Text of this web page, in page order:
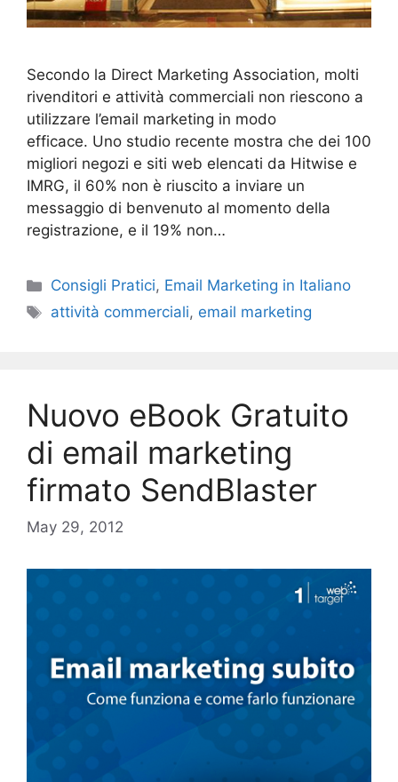
Secondo la Direct Marketing Association, molti
rivenditori e attività commerciali non riescono a
utilizzare l’email marketing in modo
efficace. Uno studio recente mostra che dei 100
migliori negozi e siti web elencati da Hitwise e
IMRG, il 60% non è riuscito a inviare un
messaggio di benvenuto al momento della
registrazione, e il 19% non…
Categories
Consigli Pratici, Email Marketing in Italiano
Tags
attività commerciali, email marketing
Nuovo eBook Gratuito
di email marketing
firmato SendBlaster
May 29, 2012